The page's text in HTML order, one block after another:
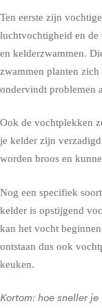
Ten eerste zijn
luchtvochtigheid en
en kelderzwammen.
zwammen planten
ondervindt problemen
Ook de vochtplekken
je kelder zijn
worden broos en
Nog een specifiek
kelder is opstijgend
kan het vocht
ontstaan dus ook
keuken.
Kortom: hoe sneller